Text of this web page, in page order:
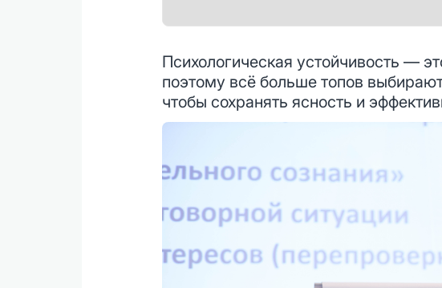
Психологическая устойчивость —
поэтому всё больше топов
чтобы сохранять ясность и